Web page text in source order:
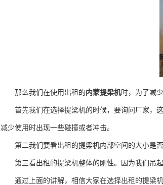
那么我们在使用出租的内蒙提梁机时，为了减
首先我们在选择提梁机的时候，要询问厂家，这
减少使用时出现一些碰撞或者冲击。
第二我们要看出租的提梁机内部空间的大小是否
第三看出租的提梁机整体的刚性。因为我们吊起
通过上面的讲解，相信大家在选择出租的提梁机